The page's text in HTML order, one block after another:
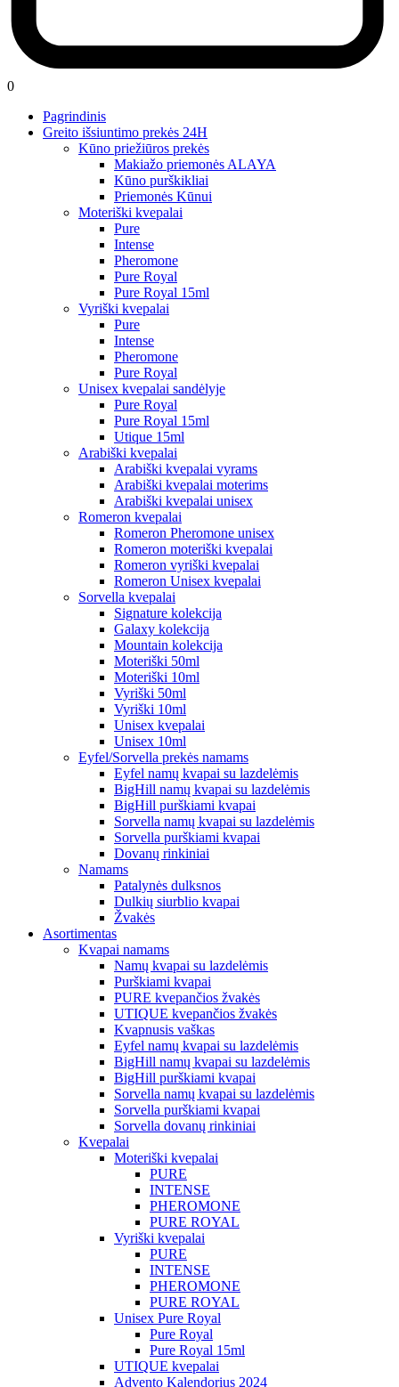
0
Pagrindinis
Greito išsiuntimo prekės 24H
Kūno priežiūros prekės
Makiažo priemonės ALAYA
Kūno purškikliai
Priemonės Kūnui
Moteriški kvepalai
Pure
Intense
Pheromone
Pure Royal
Pure Royal 15ml
Vyriški kvepalai
Pure
Intense
Pheromone
Pure Royal
Unisex kvepalai sandėlyje
Pure Royal
Pure Royal 15ml
Utique 15ml
Arabiški kvepalai
Arabiški kvepalai vyrams
Arabiški kvepalai moterims
Arabiški kvepalai unisex
Romeron kvepalai
Romeron Pheromone unisex
Romeron moteriški kvepalai
Romeron vyriški kvepalai
Romeron Unisex kvepalai
Sorvella kvepalai
Signature kolekcija
Galaxy kolekcija
Mountain kolekcija
Moteriški 50ml
Moteriški 10ml
Vyriški 50ml
Vyriški 10ml
Unisex kvepalai
Unisex 10ml
Eyfel/Sorvella prekės namams
Eyfel namų kvapai su lazdelėmis
BigHill namų kvapai su lazdelėmis
BigHill purškiami kvapai
Sorvella namų kvapai su lazdelėmis
Sorvella purškiami kvapai
Dovanų rinkiniai
Namams
Patalynės dulksnos
Dulkių siurblio kvapai
Žvakės
Asortimentas
Kvapai namams
Namų kvapai su lazdelėmis
Purškiami kvapai
PURE kvepančios žvakės
UTIQUE kvepančios žvakės
Kvapnusis vaškas
Eyfel namų kvapai su lazdelėmis
BigHill namų kvapai su lazdelėmis
BigHill purškiami kvapai
Sorvella namų kvapai su lazdelėmis
Sorvella purškiami kvapai
Sorvella dovanų rinkiniai
Kvepalai
Moteriški kvepalai
PURE
INTENSE
PHEROMONE
PURE ROYAL
Vyriški kvepalai
PURE
INTENSE
PHEROMONE
PURE ROYAL
Unisex Pure Royal
Pure Royal
Pure Royal 15ml
UTIQUE kvepalai
Advento Kalendorius 2024